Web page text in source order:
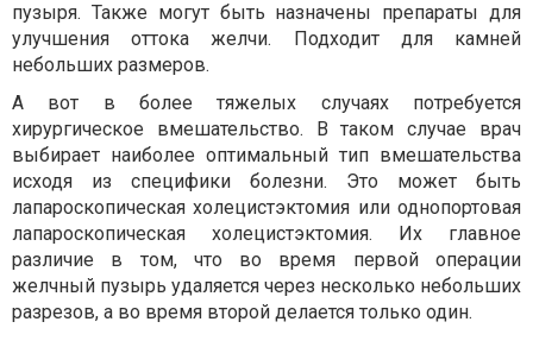
пузыря. Также могут быть назначены препараты для
улучшения оттока желчи. Подходит для камней
небольших размеров.
А вот в более тяжелых случаях потребуется
хирургическое вмешательство. В таком случае врач
выбирает наиболее оптимальный тип вмешательства
исходя из специфики болезни. Это может быть
лапароскопическая холецистэктомия или однопортовая
лапароскопическая холецистэктомия. Их главное
различие в том, что во время первой операции
желчный пузырь удаляется через несколько небольших
разрезов, а во время второй делается только один.